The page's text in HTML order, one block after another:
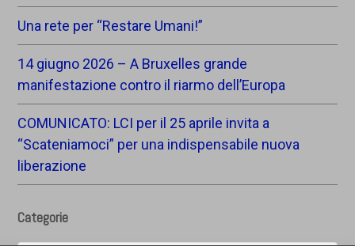
Una rete per “Restare Umani!”
14 giugno 2026 – A Bruxelles grande
manifestazione contro il riarmo dell’Europa
COMUNICATO: LCI per il 25 aprile invita a
“Scateniamoci” per una indispensabile nuova
liberazione
Categorie